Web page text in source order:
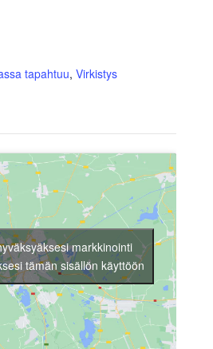
tapahtuu, Virkistys
markkinointi
tämän sisällön käyttöön